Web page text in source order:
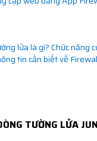
lửa là gì? Chức năng
tin cần biết về
TƯỜNG LỬA